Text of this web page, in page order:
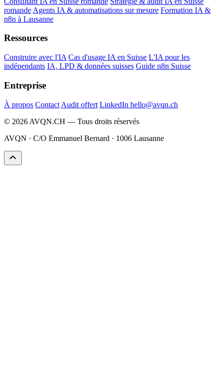
romande Agents IA & automatisations sur mesure Formation IA &
n8n à Lausanne
Ressources
Construire avec l'IA Cas d'usage IA en Suisse L'IA pour les
indépendants IA, LPD & données suisses Guide n8n Suisse
Entreprise
À propos Contact Audit offert LinkedIn hello@avqn.ch
© 2026 AVQN.CH — Tous droits réservés
AVQN · C/O Emmanuel Bernard · 1006 Lausanne